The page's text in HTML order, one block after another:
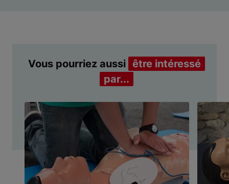
Vous pourriez aussi être intéressé
par...